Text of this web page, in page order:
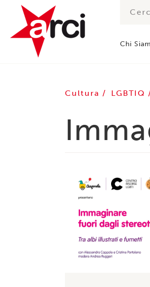
Chi
Cultura LGBTIQ